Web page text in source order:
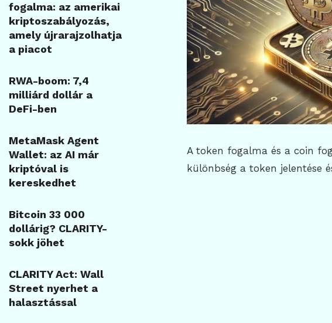
A token fogalma és a coin
különbség a token jelentése
fogalma: az amerikai
kriptoszabályozás,
amely újrarajzolhatja
a piacot
RWA-boom: 7,4
milliárd dollár a
DeFi-ben
MetaMask Agent
Wallet: az AI már
kriptóval is
kereskedhet
Bitcoin 33 000
dollárig? CLARITY-
sokk jöhet
CLARITY Act: Wall
Street nyerhet a
halasztással